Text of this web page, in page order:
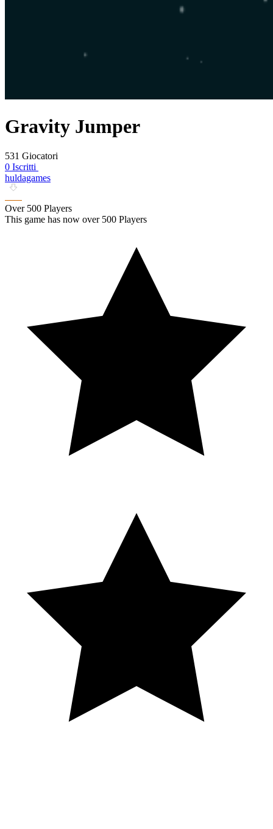
Gravity Jumper
531 Giocatori
0 Iscritti
huldagames
Over 500 Players
This game has now over 500 Players